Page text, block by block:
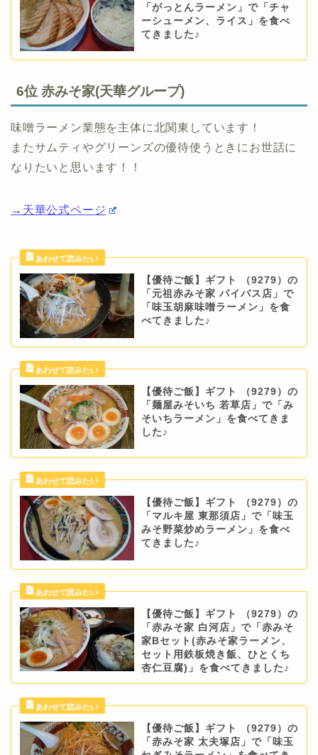
「がっとんラーメン」で「チャ
ーシューメン、ライス」を食べ
てきました♪
6位 赤みそ家(天華グループ)
味噌ラーメン業態を主体に北関東しています！
またサムティやグリーンズの優待使うときにお世話に
なりたいと思います！！
→天華公式ページ
【優待ご飯】ギフト （9279）の
「元祖赤みそ家 パイバス店」で
「味玉胡麻味噌ラーメン」を食
べてきました♪
【優待ご飯】ギフト （9279）の
「麺屋みそいち 若草店」で「み
そいちラーメン」を食べてきま
した♪
【優待ご飯】ギフト （9279）の
「マルキ屋 東那須店」で「味玉
みそ野菜炒めラーメン」を食べ
てきました♪
【優待ご飯】ギフト （9279）の
「赤みそ家 白河店」で「赤みそ
家Bセット(赤みそ家ラーメン、
セット用鉄板焼き飯、ひとくち
杏仁豆腐)」を食べてきました♪
【優待ご飯】ギフト （9279）の
「赤みそ家 太夫塚店」で「味玉